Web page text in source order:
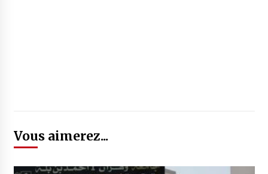
Vous aimerez...